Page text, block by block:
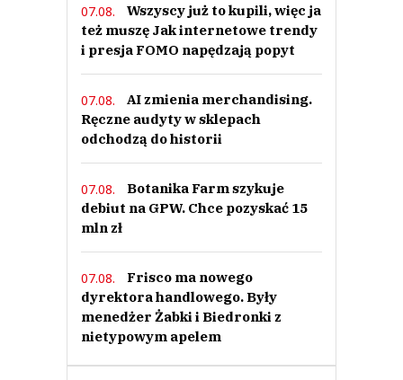
07.08.
Wszyscy już to kupili, więc ja
też muszę Jak internetowe trendy
i presja FOMO napędzają popyt
07.08.
AI zmienia merchandising.
Ręczne audyty w sklepach
odchodzą do historii
07.08.
Botanika Farm szykuje
debiut na GPW. Chce pozyskać 15
mln zł
07.08.
Frisco ma nowego
dyrektora handlowego. Były
menedżer Żabki i Biedronki z
nietypowym apelem